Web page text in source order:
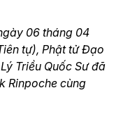
06 tháng 04
tự), Phật tử Đạo
Triều Quốc Sư đã
Rinpoche cùng